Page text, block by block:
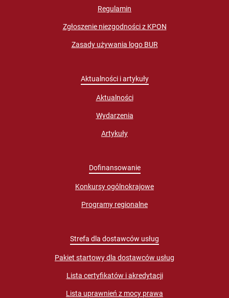
Regulamin
Zgłoszenie niezgodności z KPON
Zasady używania logo BUR
Aktualności i artykuły
Aktualności
Wydarzenia
Artykuły
Dofinansowanie
Konkursy ogólnokrajowe
Programy regionalne
Strefa dla dostawców usług
Pakiet startowy dla dostawców usług
Lista certyfikatów i akredytacji
Lista uprawnień z mocy prawa